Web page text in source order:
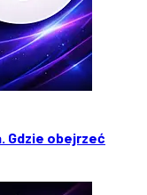
Gdzie obejrzeć